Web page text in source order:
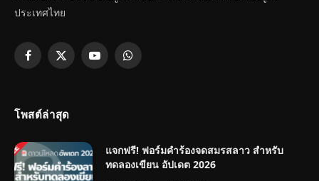
ประเทศไทย
Facebook
X
YouTubeWhatsApp
โพสต์ล่าสุด
แจกฟรี! ฟอร์มคำร้องจดสมรสลาว สำหรับ
ทดลองเขียน อัปเดต 2026